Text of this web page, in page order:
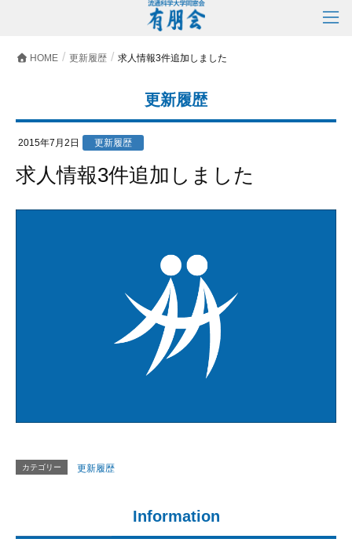
HOME 更新履歴 求人情報3件追加しました
更新履歴
2015年7月2日 更新履歴
求人情報3件追加しました
カテゴリー 更新履歴
Information